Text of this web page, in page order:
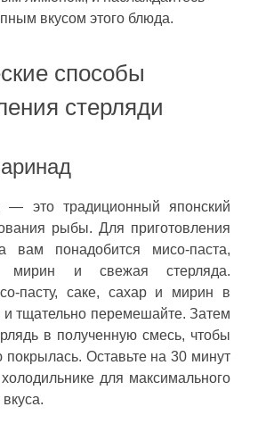
вкусом этого блюда.
способы
стерляди
— это традиционный японский
рыбы. Для приготовления
вам понадобится мисо-паста,
мирин и свежая стерляда.
пасту, саке, сахар и мирин в
и тщательно перемешайте. Затем
в полученную смесь, чтобы
покрылась. Оставьте на 30 минут
для максимального